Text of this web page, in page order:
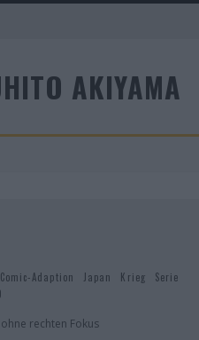
AKIYAMA
Comic-Adaption Japan Krieg
Serie
rechten Fokus